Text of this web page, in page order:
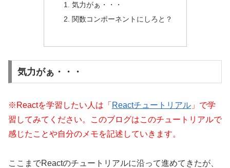
気力がぁ・・・
関数コンポーネントにしろと？
気力がぁ・・・
※Reactを学習したい人は「 Reactチュートリアル 」で学
習してみてください。このブログはこのチュートリアルで
感じたことや自分のメモを記述していきます。
ここまでReactのチュートリアルに沿って進めてきたが、